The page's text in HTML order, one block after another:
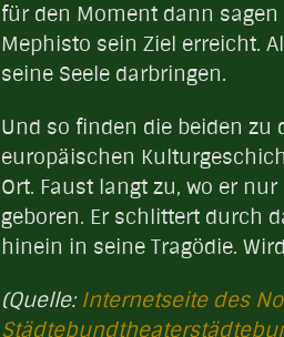
für den Moment dann
Mephisto sein Ziel erreicht.
seine Seele darbringen.
Und so finden die beiden zu
europäischen
Ort. Faust langt zu, wo er
geboren. Er schlittert durch
hinein in seine Tragödie.
(Quelle: Internetseite des